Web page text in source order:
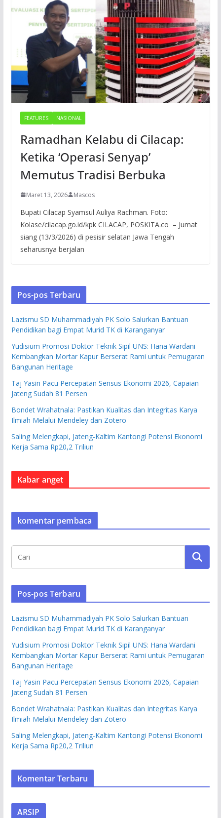
FEATURES NASIONAL
Ramadhan Kelabu di Cilacap:
Ketika ‘Operasi Senyap’
Memutus Tradisi Berbuka
Maret 13, 2026 Mascos
Bupati Cilacap Syamsul Auliya Rachman. Foto:
Kolase/cilacap.go.id/kpk CILACAP, POSKITA.co – Jumat
siang (13/3/2026) di pesisir selatan Jawa Tengah
seharusnya berjalan
Pos-pos Terbaru
Lazismu SD Muhammadiyah PK Solo Salurkan Bantuan
Pendidikan bagi Empat Murid TK di Karanganyar
Yudisium Promosi Doktor Teknik Sipil UNS: Hana Wardani
Kembangkan Mortar Kapur Berserat Rami untuk Pemugaran
Bangunan Heritage
Taj Yasin Pacu Percepatan Sensus Ekonomi 2026, Capaian
Jateng Sudah 81 Persen
Bondet Wrahatnala: Pastikan Kualitas dan Integritas Karya
Ilmiah Melalui Mendeley dan Zotero
Saling Melengkapi, Jateng-Kaltim Kantongi Potensi Ekonomi
Kerja Sama Rp20,2 Triliun
Kabar anget
komentar pembaca
Pos-pos Terbaru
Lazismu SD Muhammadiyah PK Solo Salurkan Bantuan
Pendidikan bagi Empat Murid TK di Karanganyar
Yudisium Promosi Doktor Teknik Sipil UNS: Hana Wardani
Kembangkan Mortar Kapur Berserat Rami untuk Pemugaran
Bangunan Heritage
Taj Yasin Pacu Percepatan Sensus Ekonomi 2026, Capaian
Jateng Sudah 81 Persen
Bondet Wrahatnala: Pastikan Kualitas dan Integritas Karya
Ilmiah Melalui Mendeley dan Zotero
Saling Melengkapi, Jateng-Kaltim Kantongi Potensi Ekonomi
Kerja Sama Rp20,2 Triliun
Komentar Terbaru
ARSIP